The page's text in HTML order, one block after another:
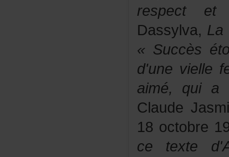
Dassylva,